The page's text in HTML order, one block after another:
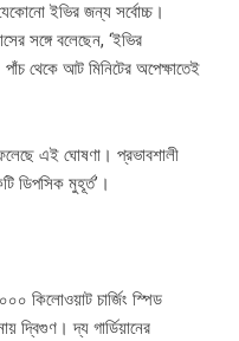
ইভির জন্য সর্বোচ্চ।
সঙ্গে বলেছেন, ‘ইভির
থেকে আট মিনিটের অপেক্ষাতেই
এই ঘোষণা। প্রভাবশালী
ডিপসিক মুহূর্ত’।
কিলোওয়াট চার্জিং স্পিড
দ্বিগুণ। দ্য গার্ডিয়ানের